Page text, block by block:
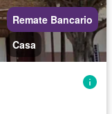
Remate Bancario
Casa